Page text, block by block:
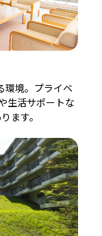
環境。プライベ
生活サポートな
ます。